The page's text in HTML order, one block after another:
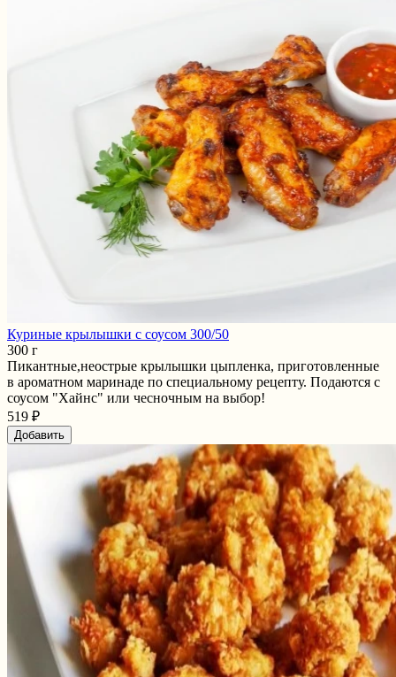
Куриные крылышки с соусом 300/50
300 г
Пикантные,неострые крылышки цыпленка, приготовленные
в ароматном маринаде по специальному рецепту. Подаются с
соусом "Хайнс" или чесночным на выбор!
519 ₽
Добавить